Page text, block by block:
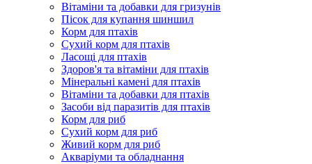
Вітаміни та добавки для гризунів
Пісок для купання шиншил
Корм для птахів
Сухий корм для птахів
Ласощі для птахів
Здоров'я та вітаміни для птахів
Мінеральні камені для птахів
Вітаміни та добавки для птахів
Засоби від паразитів для птахів
Корм для риб
Сухий корм для риб
Живий корм для риб
Акваріуми та обладнання